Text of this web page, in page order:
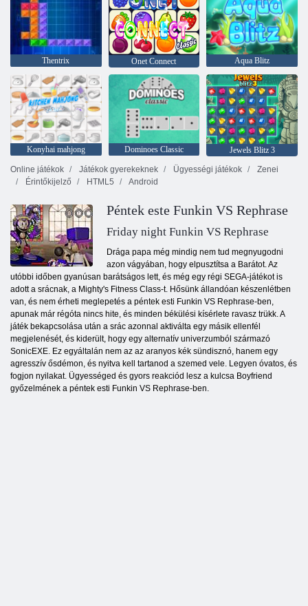
Thentrix Onet Connect Aqua Blitz
Konyhai mahjong Dominoes Classic
Jewels Blitz 3
Online játékok
Játékok gyerekeknek Ügyességi játékok
Zenei
Érintőkijelző
HTML5 Android
Péntek este Funkin VS Rephrase
Friday night Funkin VS Rephrase
Drága papa még mindig nem tud megnyugodni
azon vágyában, hogy elpusztítsa a Barátot. Az
utóbbi időben gyanúsan barátságos lett, és még egy régi SEGA-játékot is
adott a srácnak, a Mighty's Fitness Class-t. Hősünk állandóan készenlétben
van, és nem érheti meglepetés a péntek esti Funkin VS Rephrase-ben,
apunak már régóta nincs hite, és minden békülési kísérlete ravasz trükk. A
játék bekapcsolása után a srác azonnal aktiválta egy másik ellenfél
megjelenését, és kiderült, hogy egy alternatív univerzumból származó
SonicEXE. Ez egyáltalán nem az az aranyos kék sündisznó, hanem egy
agresszív ősdémon, és nyitva kell tartanod a szemed vele. Legyen óvatos, és
fogjon nyilakat. Ügyességed és gyors reakciód lesz a kulcsa Boyfriend
győzelmének a péntek esti Funkin VS Rephrase-ben.